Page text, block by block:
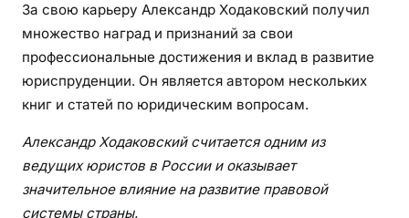
За свою карьеру Александр Ходаковский получил
множество наград и признаний за свои
профессиональные достижения и вклад в развитие
юриспруденции. Он является автором нескольких
книг и статей по юридическим вопросам.
Александр Ходаковский считается одним из
ведущих юристов в России и оказывает
значительное влияние на развитие правовой
системы страны.